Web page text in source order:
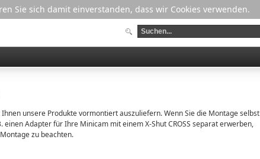
unsere Produkte vormontiert auszuliefern. Wenn Sie die Montage selbst
einen Adapter für Ihre Minicam mit einem X-Shut CROSS separat erwerben,
zu beachten.
Sie sich damit einverstanden, dass wir Cookies verwenden.